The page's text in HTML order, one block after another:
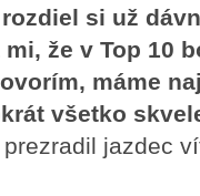
si už
že v Top 10
máme
všetko
prezradil jazdec